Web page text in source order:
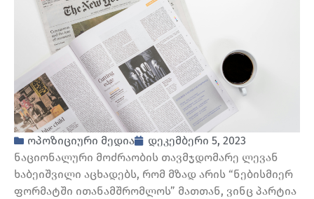
ოპოზიციური მედია
დეკემბერი 5, 2023
ნაციონალური მოძრაობის თავმჯდომარე ლევან
ხაბეიშვილი აცხადებს, რომ მზად არის “ნებისმიერ
ფორმატში ითანამშრომლოს” მათთან, ვინც პარტია